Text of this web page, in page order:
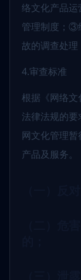
络文化产品
管理制度；③
故的调查处理
4.审查标准
根据《网络
法律法规的
网文化管理
产品及服务。